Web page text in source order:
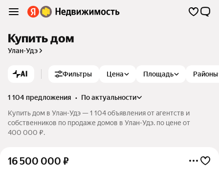
Купить дом
Улан-Удэ
AI Фильтры Цена Площадь Районы
1 104 предложения •
по актуальности
Купить дом в Улан-Удэ — 1 104 объявления от агентств и
собственников по продаже домов в Улан-Удэ. по цене от
400 000 ₽.
16 500 000 ₽